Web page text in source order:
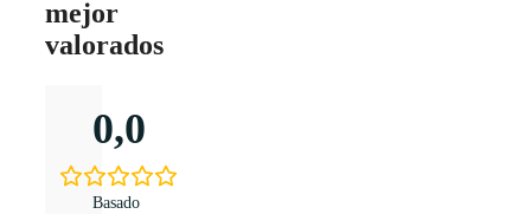
mejor
valorados
0,0
Basado